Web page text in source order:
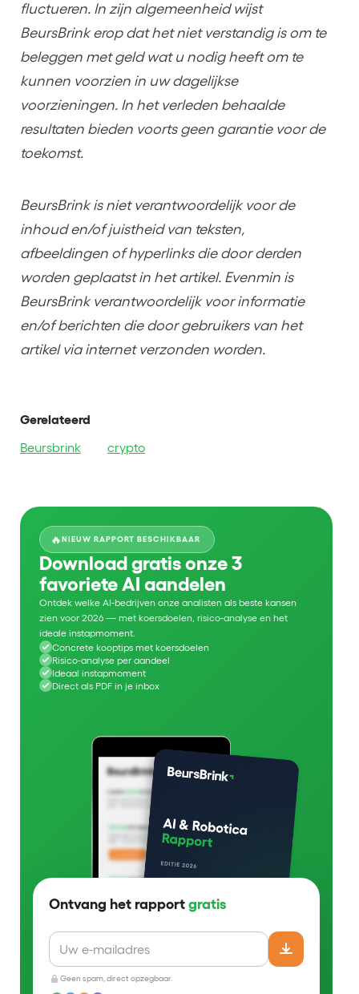
fluctueren. In zijn algemeenheid wijst
BeursBrink erop dat het niet verstandig is om te
beleggen met geld wat u nodig heeft om te
kunnen voorzien in uw dagelijkse
voorzieningen. In het verleden behaalde
resultaten bieden voorts geen garantie voor de
toekomst.
BeursBrink is niet verantwoordelijk voor de
inhoud en/of juistheid van teksten,
afbeeldingen of hyperlinks die door derden
worden geplaatst in het artikel. Evenmin is
BeursBrink verantwoordelijk voor informatie
en/of berichten die door gebruikers van het
artikel via internet verzonden worden.
Gerelateerd
Beursbrink
crypto
🔥NIEUW RAPPORT BESCHIKBAAR
Download gratis onze 3
favoriete AI aandelen
Ontdek welke AI-bedrijven onze analisten als beste kansen
zien voor 2026 — met koersdoelen, risico-analyse en het
ideale instapmoment.
Concrete kooptips met koersdoelen
Risico-analyse per aandeel
Ideaal instapmoment
Direct als PDF in je inbox
Ontvang het rapport gratis
Geen spam, direct opzegbaar.